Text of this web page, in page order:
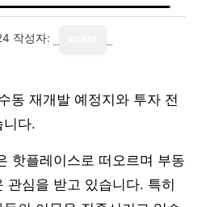
작성자:
동 재개발 예정지와 투자 전
니다.
핫플레이스로 떠오르며 부동
관심을 받고 있습니다. 특히